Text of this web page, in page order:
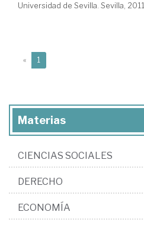
Universidad de Sevilla. Sevilla, 2011
« 1
Materias
CIENCIAS SOCIALES
DERECHO
ECONOMÍA